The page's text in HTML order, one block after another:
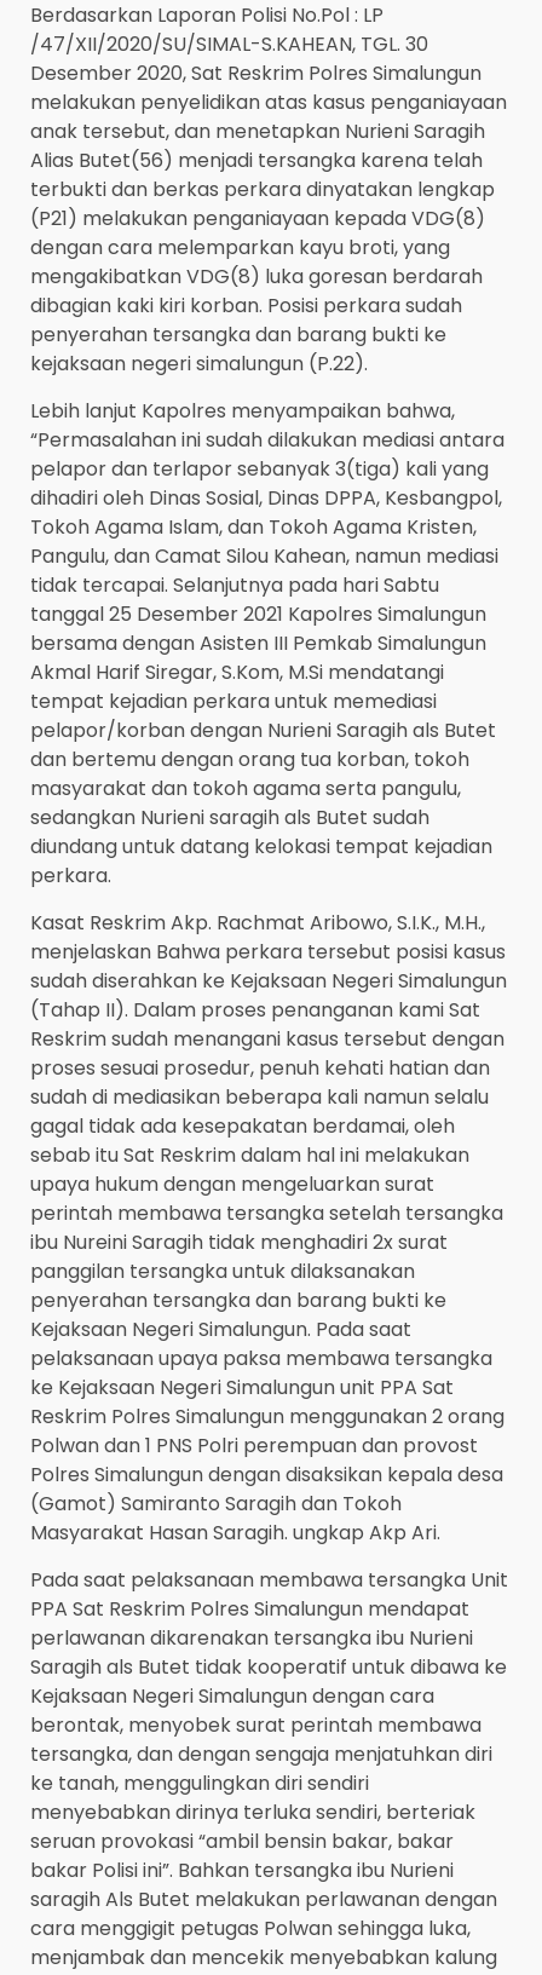
Berdasarkan Laporan Polisi No.Pol : LP
/47/XII/2020/SU/SIMAL-S.KAHEAN, TGL. 30
Desember 2020, Sat Reskrim Polres Simalungun
melakukan penyelidikan atas kasus penganiayaan
anak tersebut, dan menetapkan Nurieni Saragih
Alias Butet(56) menjadi tersangka karena telah
terbukti dan berkas perkara dinyatakan lengkap
(P21) melakukan penganiayaan kepada VDG(8)
dengan cara melemparkan kayu broti, yang
mengakibatkan VDG(8) luka goresan berdarah
dibagian kaki kiri korban. Posisi perkara sudah
penyerahan tersangka dan barang bukti ke
kejaksaan negeri simalungun (P.22).
Lebih lanjut Kapolres menyampaikan bahwa,
“Permasalahan ini sudah dilakukan mediasi antara
pelapor dan terlapor sebanyak 3(tiga) kali yang
dihadiri oleh Dinas Sosial, Dinas DPPA, Kesbangpol,
Tokoh Agama Islam, dan Tokoh Agama Kristen,
Pangulu, dan Camat Silou Kahean, namun mediasi
tidak tercapai. Selanjutnya pada hari Sabtu
tanggal 25 Desember 2021 Kapolres Simalungun
bersama dengan Asisten III Pemkab Simalungun
Akmal Harif Siregar, S.Kom, M.Si mendatangi
tempat kejadian perkara untuk memediasi
pelapor/korban dengan Nurieni Saragih als Butet
dan bertemu dengan orang tua korban, tokoh
masyarakat dan tokoh agama serta pangulu,
sedangkan Nurieni saragih als Butet sudah
diundang untuk datang kelokasi tempat kejadian
perkara.
Kasat Reskrim Akp. Rachmat Aribowo, S.I.K., M.H.,
menjelaskan Bahwa perkara tersebut posisi kasus
sudah diserahkan ke Kejaksaan Negeri Simalungun
(Tahap II). Dalam proses penanganan kami Sat
Reskrim sudah menangani kasus tersebut dengan
proses sesuai prosedur, penuh kehati hatian dan
sudah di mediasikan beberapa kali namun selalu
gagal tidak ada kesepakatan berdamai, oleh
sebab itu Sat Reskrim dalam hal ini melakukan
upaya hukum dengan mengeluarkan surat
perintah membawa tersangka setelah tersangka
ibu Nureini Saragih tidak menghadiri 2x surat
panggilan tersangka untuk dilaksanakan
penyerahan tersangka dan barang bukti ke
Kejaksaan Negeri Simalungun. Pada saat
pelaksanaan upaya paksa membawa tersangka
ke Kejaksaan Negeri Simalungun unit PPA Sat
Reskrim Polres Simalungun menggunakan 2 orang
Polwan dan 1 PNS Polri perempuan dan provost
Polres Simalungun dengan disaksikan kepala desa
(Gamot) Samiranto Saragih dan Tokoh
Masyarakat Hasan Saragih. ungkap Akp Ari.
Pada saat pelaksanaan membawa tersangka Unit
PPA Sat Reskrim Polres Simalungun mendapat
perlawanan dikarenakan tersangka ibu Nurieni
Saragih als Butet tidak kooperatif untuk dibawa ke
Kejaksaan Negeri Simalungun dengan cara
berontak, menyobek surat perintah membawa
tersangka, dan dengan sengaja menjatuhkan diri
ke tanah, menggulingkan diri sendiri
menyebabkan dirinya terluka sendiri, berteriak
seruan provokasi “ambil bensin bakar, bakar
bakar Polisi ini”. Bahkan tersangka ibu Nurieni
saragih Als Butet melakukan perlawanan dengan
cara menggigit petugas Polwan sehingga luka,
menjambak dan mencekik menyebabkan kalung